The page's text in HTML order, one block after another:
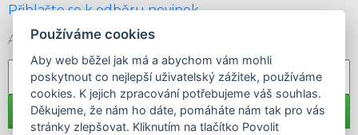
Přihlašte se k odběru novinek
A buďte pravidelně informování o našich akcích a slevách
Používáme cookies
Aby web běžel jak má a abychom vám mohli
poskytnout co nejlepší uživatelský zážitek, používáme
cookies. K jejich zpracování potřebujeme váš souhlas.
Děkujeme, že nám ho dáte, pomáháte nám tak pro vás
stránky zlepšovat. Kliknutím na tlačítko Povolit